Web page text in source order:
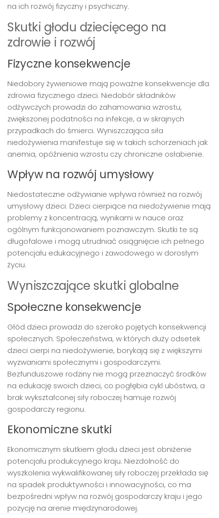
na ich rozwój fizyczny i psychiczny.
Skutki głodu dziecięcego na
zdrowie i rozwój
Fizyczne konsekwencje
Niedobory żywieniowe mają poważne konsekwencje dla
zdrowia fizycznego dzieci. Niedobór składników
odżywczych prowadzi do zahamowania wzrostu,
zwiększonej podatności na infekcje, a w skrajnych
przypadkach do śmierci. Wyniszczająca siła
niedożywienia manifestuje się w takich schorzeniach jak
anemia, opóźnienia wzrostu czy chroniczne osłabienie.
Wpływ na rozwój umysłowy
Niedostateczne odżywianie wpływa również na rozwój
umysłowy dzieci. Dzieci cierpiące na niedożywienie mają
problemy z koncentracją, wynikami w nauce oraz
ogólnym funkcjonowaniem poznawczym. Skutki te są
długofalowe i mogą utrudniać osiągnięcie ich pełnego
potencjału edukacyjnego i zawodowego w dorosłym
życiu.
Wyniszczające skutki globalne
Społeczne konsekwencje
Głód dzieci prowadzi do szeroko pojętych konsekwencji
społecznych. Społeczeństwa, w których duży odsetek
dzieci cierpi na niedożywienie, borykają się z większymi
wyzwaniami społecznymi i gospodarczymi.
Bezfunduszowe rodziny nie mogą przeznaczyć środków
na edukację swoich dzieci, co pogłębia cykl ubóstwa, a
brak wykształconej siły roboczej hamuje rozwój
gospodarczy regionu.
Ekonomiczne skutki
Ekonomicznym skutkiem głodu dzieci jest obniżenie
potencjału produkcyjnego kraju. Niezdolność do
wyszkolenia wykwalifikowanej siły roboczej przekłada się
na spadek produktywności i innowacyjności, co ma
bezpośredni wpływ na rozwój gospodarczy kraju i jego
pozycję na arenie międzynarodowej.